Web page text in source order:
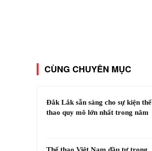
CÙNG CHUYÊN MỤC
Đắk Lắk sẵn sàng cho sự kiện thể
thao quy mô lớn nhất trong năm